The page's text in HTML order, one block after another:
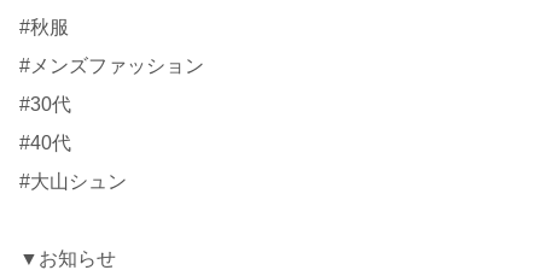
#秋服
#メンズファッション
#30代
#40代
#大山シュン
▼お知らせ